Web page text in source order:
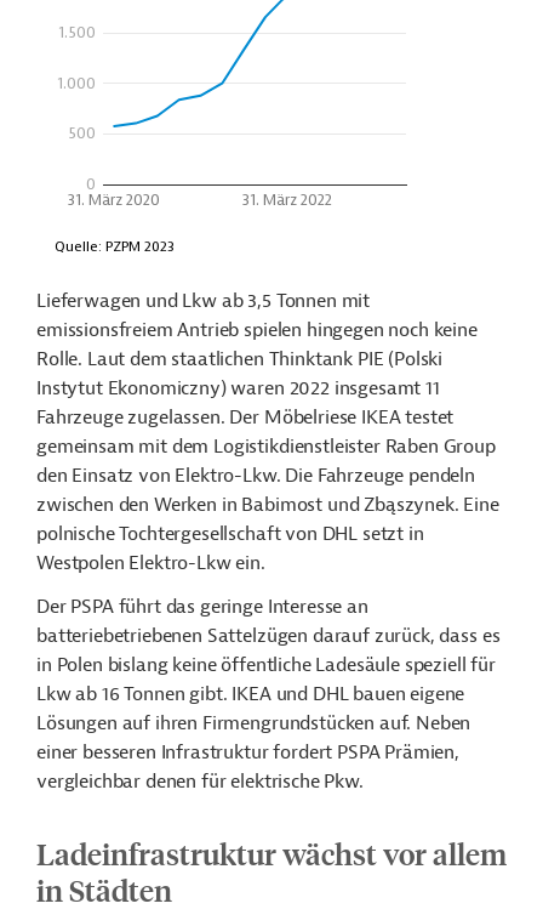
Lieferwagen und Lkw ab 3,5 Tonnen mit
emissionsfreiem Antrieb spielen hingegen noch keine
Rolle. Laut dem staatlichen Thinktank PIE (Polski
Instytut Ekonomiczny) waren 2022 insgesamt 11
Fahrzeuge zugelassen. Der Möbelriese IKEA testet
gemeinsam mit dem Logistikdienstleister Raben Group
den Einsatz von Elektro-Lkw. Die Fahrzeuge pendeln
zwischen den Werken in Babimost und Zbąszynek. Eine
polnische Tochtergesellschaft von DHL setzt in
Westpolen Elektro-Lkw ein.
Der PSPA führt das geringe Interesse an
batteriebetriebenen Sattelzügen darauf zurück, dass es
in Polen bislang keine öffentliche Ladesäule speziell für
Lkw ab 16 Tonnen gibt. IKEA und DHL bauen eigene
Lösungen auf ihren Firmengrundstücken auf. Neben
einer besseren Infrastruktur fordert PSPA Prämien,
vergleichbar denen für elektrische Pkw.
Ladeinfrastruktur wächst vor allem
in Städten